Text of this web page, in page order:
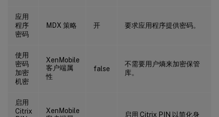
应用
程序
密码
MDX 策略 开 要求应用程序提供密码。
使用
密码
加密
机密
XenMobile
客户端属
性
false
不需要用户熵来加密保管
库。
启用
Citrix
XenMobile
启用 Citrix PIN 以简化身